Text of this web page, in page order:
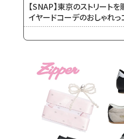
【SNAP】東京のストリート
イヤードコーデのおしゃれっ